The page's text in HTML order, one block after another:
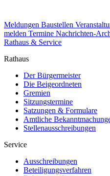
Meldungen Baustellen
melden Termine Nachrichten-
Rathaus & Service
Rathaus
Der Bürgermeister
Die Beigeordneten
Gremien
Sitzungstermine
Satzungen & Formulare
Amtliche
Stellenausschreibungen
Service
Ausschreibungen
Beteiligungsverfahren